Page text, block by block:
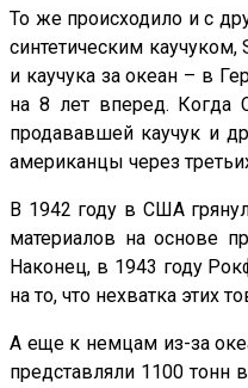
То же происходило и с
синтетическим
и каучука за океан – в
на 8 лет вперед. Когда
продававшей каучук и
американцы через
В 1942 году в США
материалов на основе
Наконец, в 1943 году
на то, что нехватка этих
А еще к немцам из-за
представляли 1100